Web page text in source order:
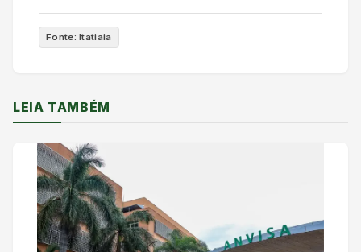
Fonte: Itatiaia
LEIA TAMBÉM